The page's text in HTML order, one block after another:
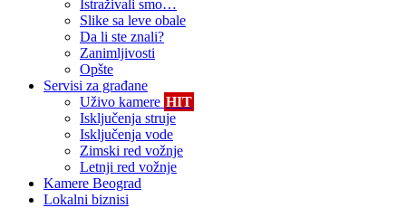
Istraživali smo…
Slike sa leve obale
Da li ste znali?
Zanimljivosti
Opšte
Servisi za građane
Uživo kamere HIT
Isključenja struje
Isključenja vode
Zimski red vožnje
Letnji red vožnje
Kamere Beograd
Lokalni biznisi